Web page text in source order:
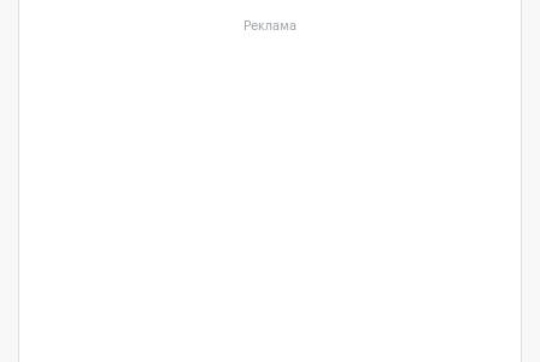
Реклама